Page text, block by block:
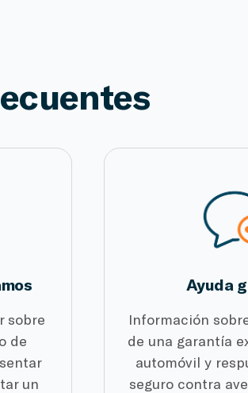
sobre
de
un
Ayuda
Información
de una garantía
automóvil y
seguro contra